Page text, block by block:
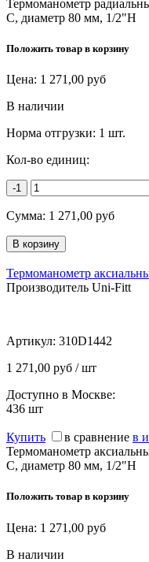
Термоманометр
C, диаметр 80 мм, 1/2"Н
Положить товар в корзину
Цена: 1 271,00 руб
В наличии
Норма отгрузки: 1 шт.
Кол-во единиц:
-1
Сумма: 1 271,00 руб
Термоманометр
Производитель Uni-Fitt
Артикул: 310D1442
1 271,00 руб / шт
Доступно в Москве:
436 шт
Купить в сравнение в
Термоманометр
C, диаметр 80 мм, 1/2"Н
Положить товар в корзину
Цена: 1 271,00 руб
В наличии